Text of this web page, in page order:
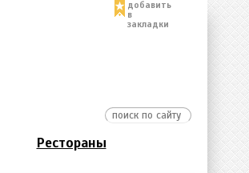
добавить
в
закладки
Рестораны